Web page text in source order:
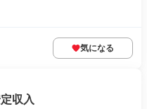
気になる
収入